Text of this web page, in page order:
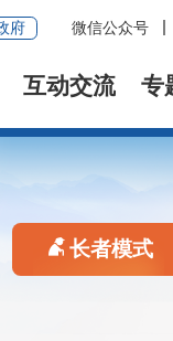
府 微信公众号
互动交流 专
长者模式